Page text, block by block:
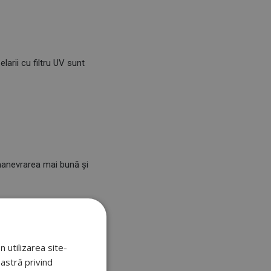
cu filtru UV sunt
mai bună și
în mai multe poziții.
utilizarea site-
privind